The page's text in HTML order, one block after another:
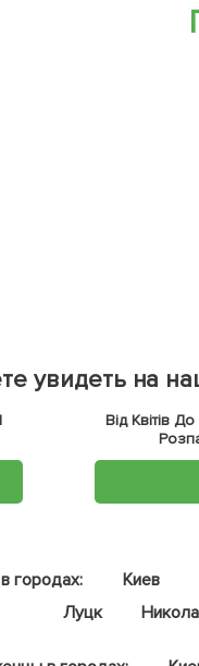
увидеть на
Від Квітів
городах:
Киев
Луцк